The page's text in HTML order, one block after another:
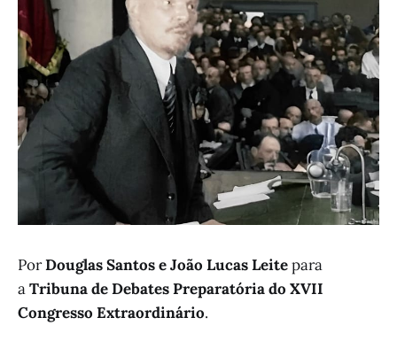
PorDouglas Santos e João Lucas Leitepara
aTribuna de Debates Preparatória do XVII
Congresso Extraordinário.